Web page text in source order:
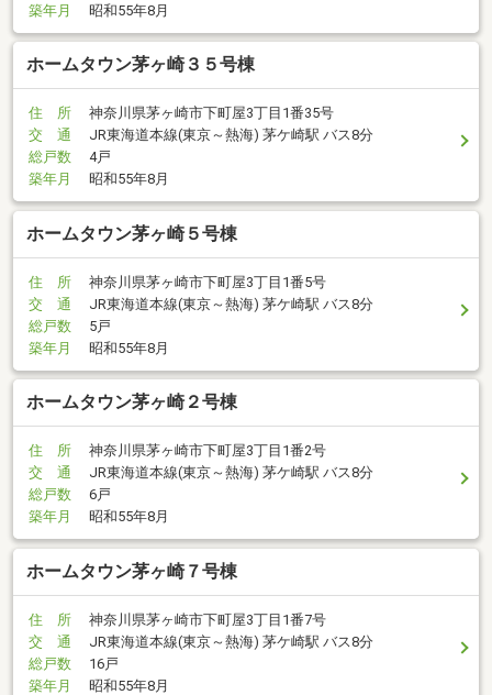
築年月
昭和55年8月
ホームタウン茅ヶ崎３５号棟
住 所
神奈川県茅ヶ崎市下町屋3丁目1番35号
交 通
JR東海道本線(東京～熱海) 茅ケ崎駅 バス8分
総戸数
4戸
築年月
昭和55年8月
ホームタウン茅ヶ崎５号棟
住 所
神奈川県茅ヶ崎市下町屋3丁目1番5号
交 通
JR東海道本線(東京～熱海) 茅ケ崎駅 バス8分
総戸数
5戸
築年月
昭和55年8月
ホームタウン茅ヶ崎２号棟
住 所
神奈川県茅ヶ崎市下町屋3丁目1番2号
交 通
JR東海道本線(東京～熱海) 茅ケ崎駅 バス8分
総戸数
6戸
築年月
昭和55年8月
ホームタウン茅ヶ崎７号棟
住 所
神奈川県茅ヶ崎市下町屋3丁目1番7号
交 通
JR東海道本線(東京～熱海) 茅ケ崎駅 バス8分
総戸数
16戸
築年月
昭和55年8月